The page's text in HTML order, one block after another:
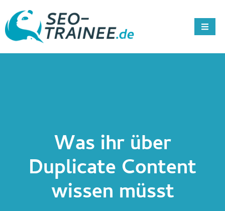
Was ihr über
Duplicate Content
wissen müsst